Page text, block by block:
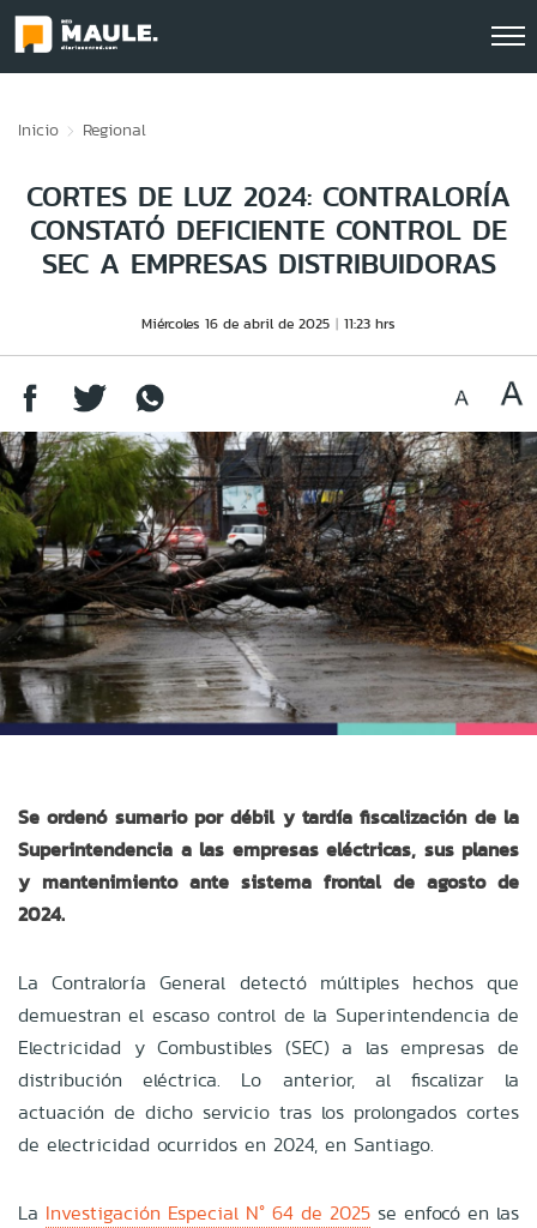
Inicio Regional
CORTES DE LUZ 2024: CONTRALORÍA
CONSTATÓ DEFICIENTE CONTROL DE
SEC A EMPRESAS DISTRIBUIDORAS
Miércoles 16 de abril de 2025 11:23 hrs
Se ordenó sumario por débil y tardía fiscalización de la
Superintendencia a las empresas eléctricas, sus planes
y mantenimiento ante sistema frontal de agosto de
2024.
La Contraloría General detectó múltiples hechos que
demuestran el escaso control de la Superintendencia de
Electricidad y Combustibles (SEC) a las empresas de
distribución eléctrica. Lo anterior, al fiscalizar la
actuación de dicho servicio tras los prolongados cortes
de electricidad ocurridos en 2024, en Santiago.
La Investigación Especial N° 64 de 2025 se enfocó en las